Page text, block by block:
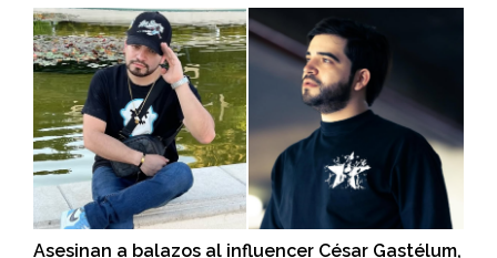
Asesinan a balazos al influencer César Gastélum,